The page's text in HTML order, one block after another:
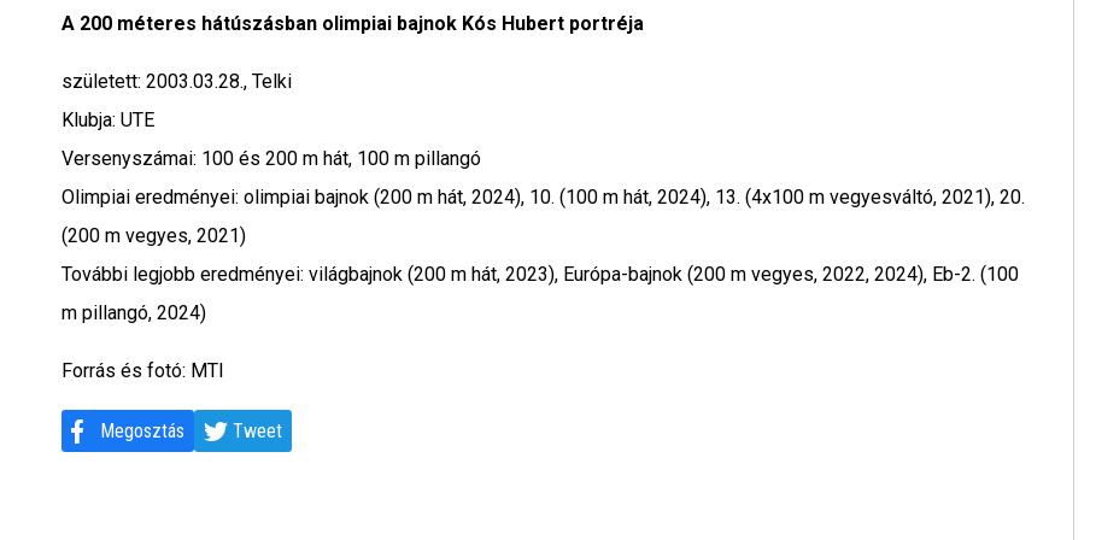
Interjú
Gyereksarok
Városunkról
Sport
A 200 méteres hátúszásban olimpiai bajnok Kós Hubert portréja
született: 2003.03.28., Telki
Klubja: UTE
Versenyszámai: 100 és 200 m hát, 100 m pillangó
Olimpiai eredményei: olimpiai bajnok (200 m hát, 2024), 10. (100 m hát, 2024), 13. (4x100 m vegyesváltó, 2021), 20.
(200 m vegyes, 2021)
További legjobb eredményei: világbajnok (200 m hát, 2023), Európa-bajnok (200 m vegyes, 2022, 2024), Eb-2. (100
m pillangó, 2024)
Forrás és fotó: MTI
Megosztás Tweet